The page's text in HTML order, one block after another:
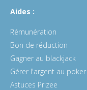
Aides :
Rémunération
Bon de réduction
Gagner au blackjack
Gérer l'argent au poker
Astuces Prizee